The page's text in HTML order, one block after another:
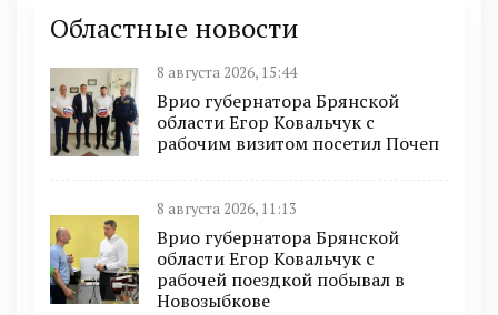
Областные новости
8 августа 2026, 15:44
Врио губернатора Брянской
области Егор Ковальчук с
рабочим визитом посетил Почеп
8 августа 2026, 11:13
Врио губернатора Брянской
области Егор Ковальчук с
рабочей поездкой побывал в
Новозыбкове